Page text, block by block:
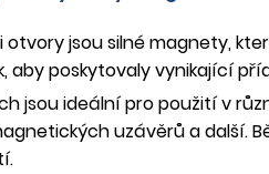
jsou silné magnety,
poskytovaly vynikající
jsou ideální pro použití v
uzávěrů a další.